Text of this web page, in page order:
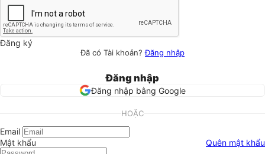
Đăng ký
Đã có Tài khoản?Đăng nhập
Đăng nhập
Đăng nhập bằng Google
HOẶC
Email
Mật khẩu
Quên mật khẩu